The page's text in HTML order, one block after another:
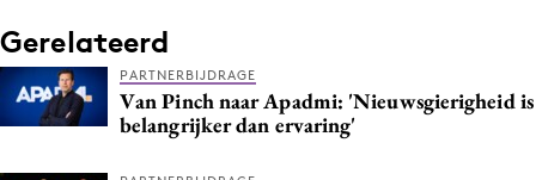
Gerelateerd
PARTNERBIJDRAGE
Van Pinch naar Apadmi: 'Nieuwsgierigheid is
belangrijker dan ervaring'